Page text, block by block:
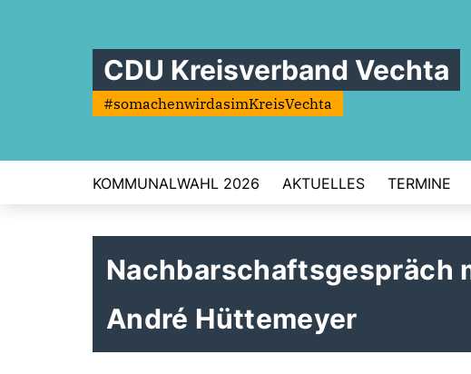
CDU Kreisverband Vechta
#somachenwirdasimKreisVechta
KOMMUNALWAHL 2026 AKTUELLES TERMINE
Nachbarschaftsgespräch
André Hüttemeyer